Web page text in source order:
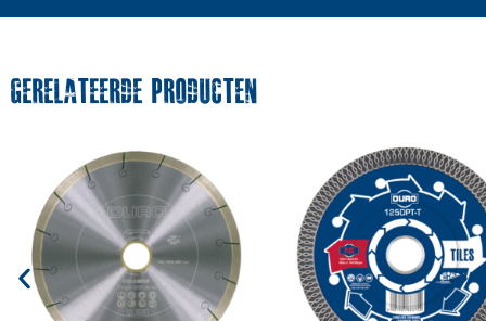
GERELATEERDE PRODUCTEN